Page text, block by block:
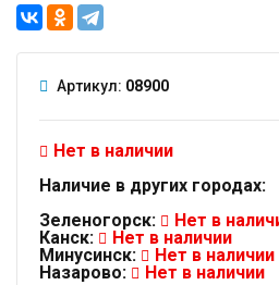
Артикул: 08900
Нет в наличии
Наличие в других городах:
Зеленогорск:
Нет в
Канск:
Нет в наличии
Минусинск:
Нет в наличии
Назарово:
Нет в наличии